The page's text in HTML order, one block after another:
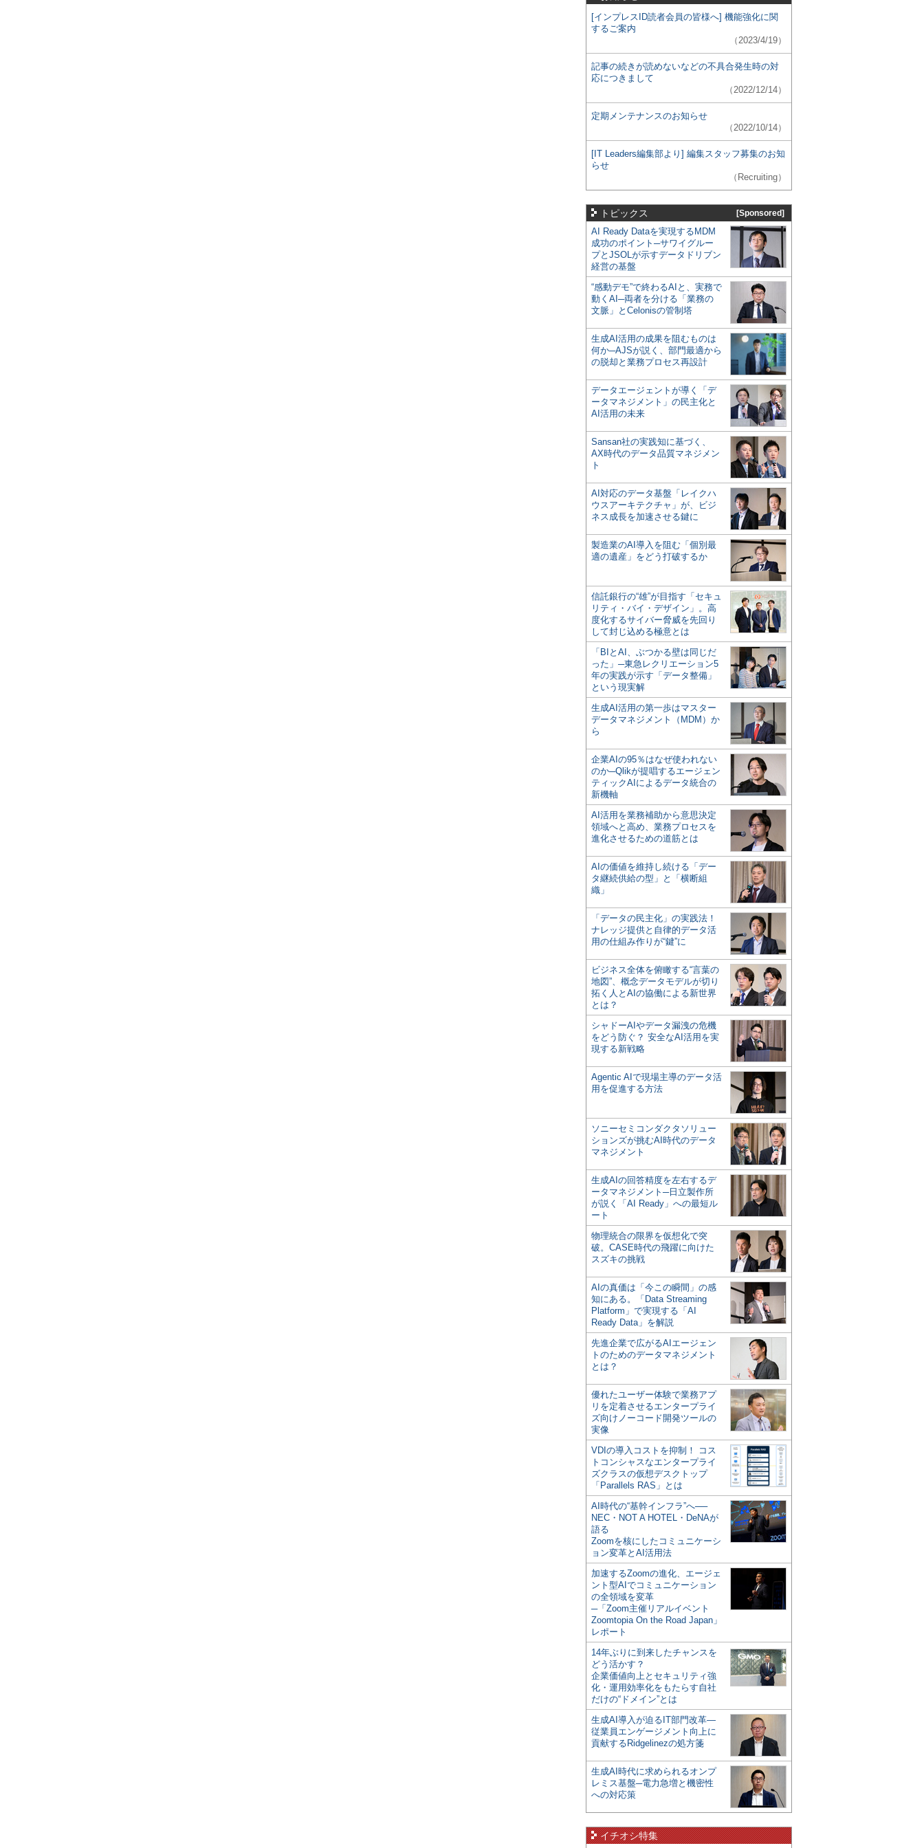
[インプレスID読者会員の皆様へ] 機能強化に関
するご案内
（2023/4/19）
記事の続きが読めないなどの不具合発生時の対
応につきまして
（2022/12/14）
定期メンテナンスのお知らせ
（2022/10/14）
[IT Leaders編集部より] 編集スタッフ募集のお知
らせ
（Recruiting）
トピックス [Sponsored]
AI Ready Dataを実現するMDM
成功のポイント─サワイグルー
プとJSOLが示すデータドリブン
経営の基盤
“感動デモ”で終わるAIと、実務で
動くAI─両者を分ける「業務の
文脈」とCelonisの管制塔
生成AI活用の成果を阻むものは
何か─AJSが説く、部門最適から
の脱却と業務プロセス再設計
データエージェントが導く「デ
ータマネジメント」の民主化と
AI活用の未来
Sansan社の実践知に基づく、
AX時代のデータ品質マネジメン
ト
AI対応のデータ基盤「レイクハ
ウスアーキテクチャ」が、ビジ
ネス成長を加速させる鍵に
製造業のAI導入を阻む「個別最
適の遺産」をどう打破するか
信託銀行の“雄”が目指す「セキュ
リティ・バイ・デザイン」。高
度化するサイバー脅威を先回り
して封じ込める極意とは
「BIとAI、ぶつかる壁は同じだ
った」─東急レクリエーション5
年の実践が示す「データ整備」
という現実解
生成AI活用の第一歩はマスター
データマネジメント（MDM）か
ら
企業AIの95％はなぜ使われない
のか─Qlikが提唱するエージェン
ティックAIによるデータ統合の
新機軸
AI活用を業務補助から意思決定
領域へと高め、業務プロセスを
進化させるための道筋とは
AIの価値を維持し続ける「デー
タ継続供給の型」と「横断組
織」
「データの民主化」の実践法！
ナレッジ提供と自律的データ活
用の仕組み作りが“鍵”に
ビジネス全体を俯瞰する“言葉の
地図”、概念データモデルが切り
拓く人とAIの協働による新世界
とは？
シャドーAIやデータ漏洩の危機
をどう防ぐ？ 安全なAI活用を実
現する新戦略
Agentic AIで現場主導のデータ活
用を促進する方法
ソニーセミコンダクタソリュー
ションズが挑むAI時代のデータ
マネジメント
生成AIの回答精度を左右するデ
ータマネジメント─日立製作所
が説く「AI Ready」への最短ル
ート
物理統合の限界を仮想化で突
破。CASE時代の飛躍に向けた
スズキの挑戦
AIの真価は「今この瞬間」の感
知にある。「Data Streaming
Platform」で実現する「AI
Ready Data」を解説
先進企業で広がるAIエージェン
トのためのデータマネジメント
とは？
優れたユーザー体験で業務アプ
リを定着させるエンタープライ
ズ向けノーコード開発ツールの
実像
VDIの導入コストを抑制！ コス
トコンシャスなエンタープライ
ズクラスの仮想デスクトップ
「Parallels RAS」とは
AI時代の“基幹インフラ”へ──
NEC・NOT A HOTEL・DeNAが
語る
Zoomを核にしたコミュニケーシ
ョン変革とAI活用法
加速するZoomの進化、エージェ
ント型AIでコミュニケーション
の全領域を変革
─「Zoom主催リアルイベント
Zoomtopia On the Road Japan」
レポート
14年ぶりに到来したチャンスを
どう活かす？
企業価値向上とセキュリティ強
化・運用効率化をもたらす自社
だけの“ドメイン”とは
生成AI導入が迫るIT部門改革―
従業員エンゲージメント向上に
貢献するRidgelinezの処方箋
生成AI時代に求められるオンプ
レミス基盤─電力急増と機密性
への対応策
イチオシ特集